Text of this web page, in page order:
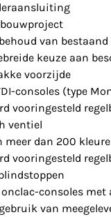
van
keuze aan
voorzijde
consoles (type
vooringesteld
ventiel
meer dan 200
vooringesteld
consoles
van